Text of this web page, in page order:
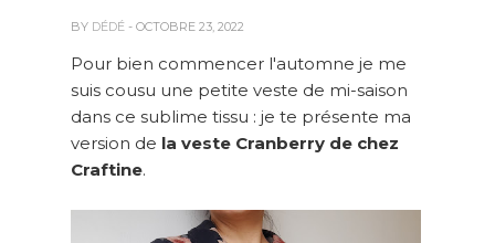
BY DÉDÉ - OCTOBRE 23, 2022
Pour bien commencer l'automne je me
suis cousu une petite veste de mi-saison
dans ce sublime tissu : je te présente ma
version de la veste Cranberry de chez
Craftine.